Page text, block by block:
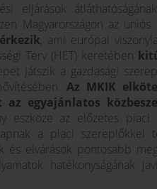
eljárások
Magyarországon az
, ami európai
Terv (HET) keretében
játszik a gazdasági
Az MKIK
az egyajánlatos
eszköze az előzetes
a piaci szereplőkkel
és elvárások pontosabb
hatékonyságának